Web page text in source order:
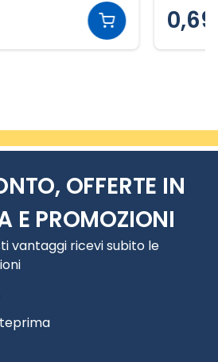
0,69
OFFERTE IN
E PROMOZIONI
vantaggi ricevi subito le